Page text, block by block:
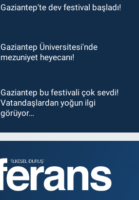
Gaziantep'te dev festival başladı!
Gaziantep Üniversitesi'nde
mezuniyet heyecanı!
Gaziantep bu festivali çok sevdi!
Vatandaşlardan yoğun ilgi
görüyor…